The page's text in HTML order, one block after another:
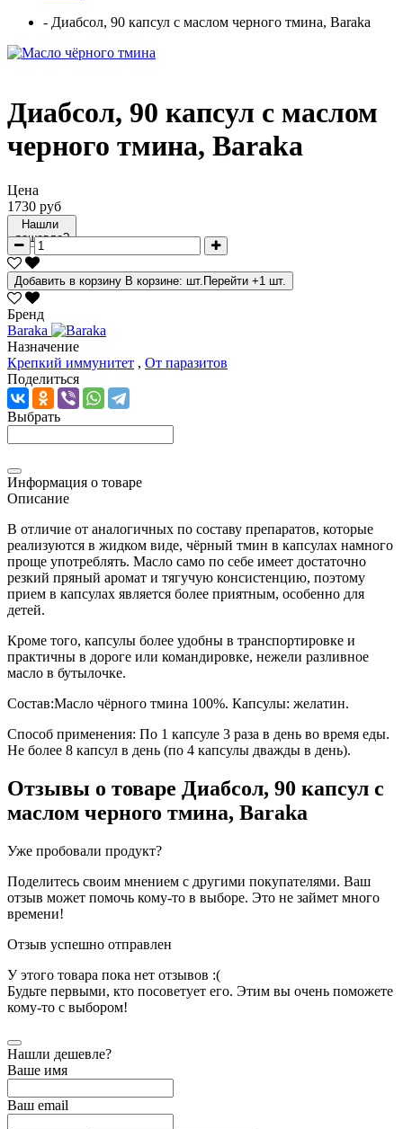
- Диабсол, 90 капсул с маслом черного тмина, Barakа
Диабсол, 90 капсул с маслом
черного тмина, Barakа
Цена
1730 руб
Нашли
дешевле?
Добавить в корзину В корзине: шт. Перейти +1 шт.
Бренд
Baraka
Назначение
Крепкий иммунитет , От паразитов
Поделиться
Выбрать
Информация о товаре
Описание
В отличие от аналогичных по составу препаратов, которые
реализуются в жидком виде, чёрный тмин в капсулах намного
проще употреблять. Масло само по себе имеет достаточно
резкий пряный аромат и тягучую консистенцию, поэтому
прием в капсулах является более приятным, особенно для
детей.
Кроме того, капсулы более удобны в транспортировке и
практичны в дороге или командировке, нежели разливное
масло в бутылочке.
Состав:Масло чёрного тмина 100%. Капсулы: желатин.
Способ применения: По 1 капсуле 3 раза в день во время еды.
Не более 8 капсул в день (по 4 капсулы дважды в день).
Отзывы о товаре Диабсол, 90 капсул с
маслом черного тмина, Barakа
Уже пробовали продукт?
Поделитесь своим мнением с другими покупателями. Ваш
отзыв может помочь кому-то в выборе. Это не займет много
времени!
Отзыв успешно отправлен
У этого товара пока нет отзывов :(
Будьте первыми, кто посоветует его. Этим вы очень поможете
кому-то с выбором!
Нашли дешевле?
Ваше имя
Ваш email